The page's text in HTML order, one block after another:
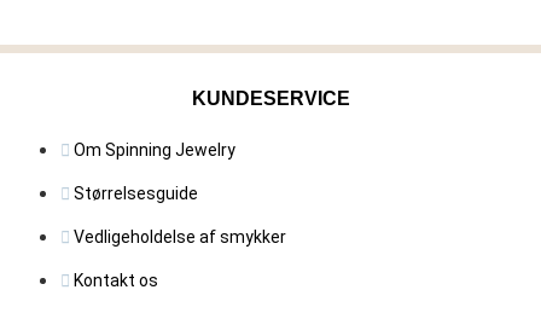
399,00 kr..
KUNDESERVICE
Om Spinning Jewelry
Størrelsesguide
Vedligeholdelse af smykker
Kontakt os